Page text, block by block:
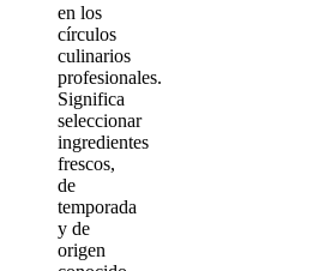
en los
círculos
culinarios
profesionales.
Significa
seleccionar
ingredientes
frescos,
de
temporada
y de
origen